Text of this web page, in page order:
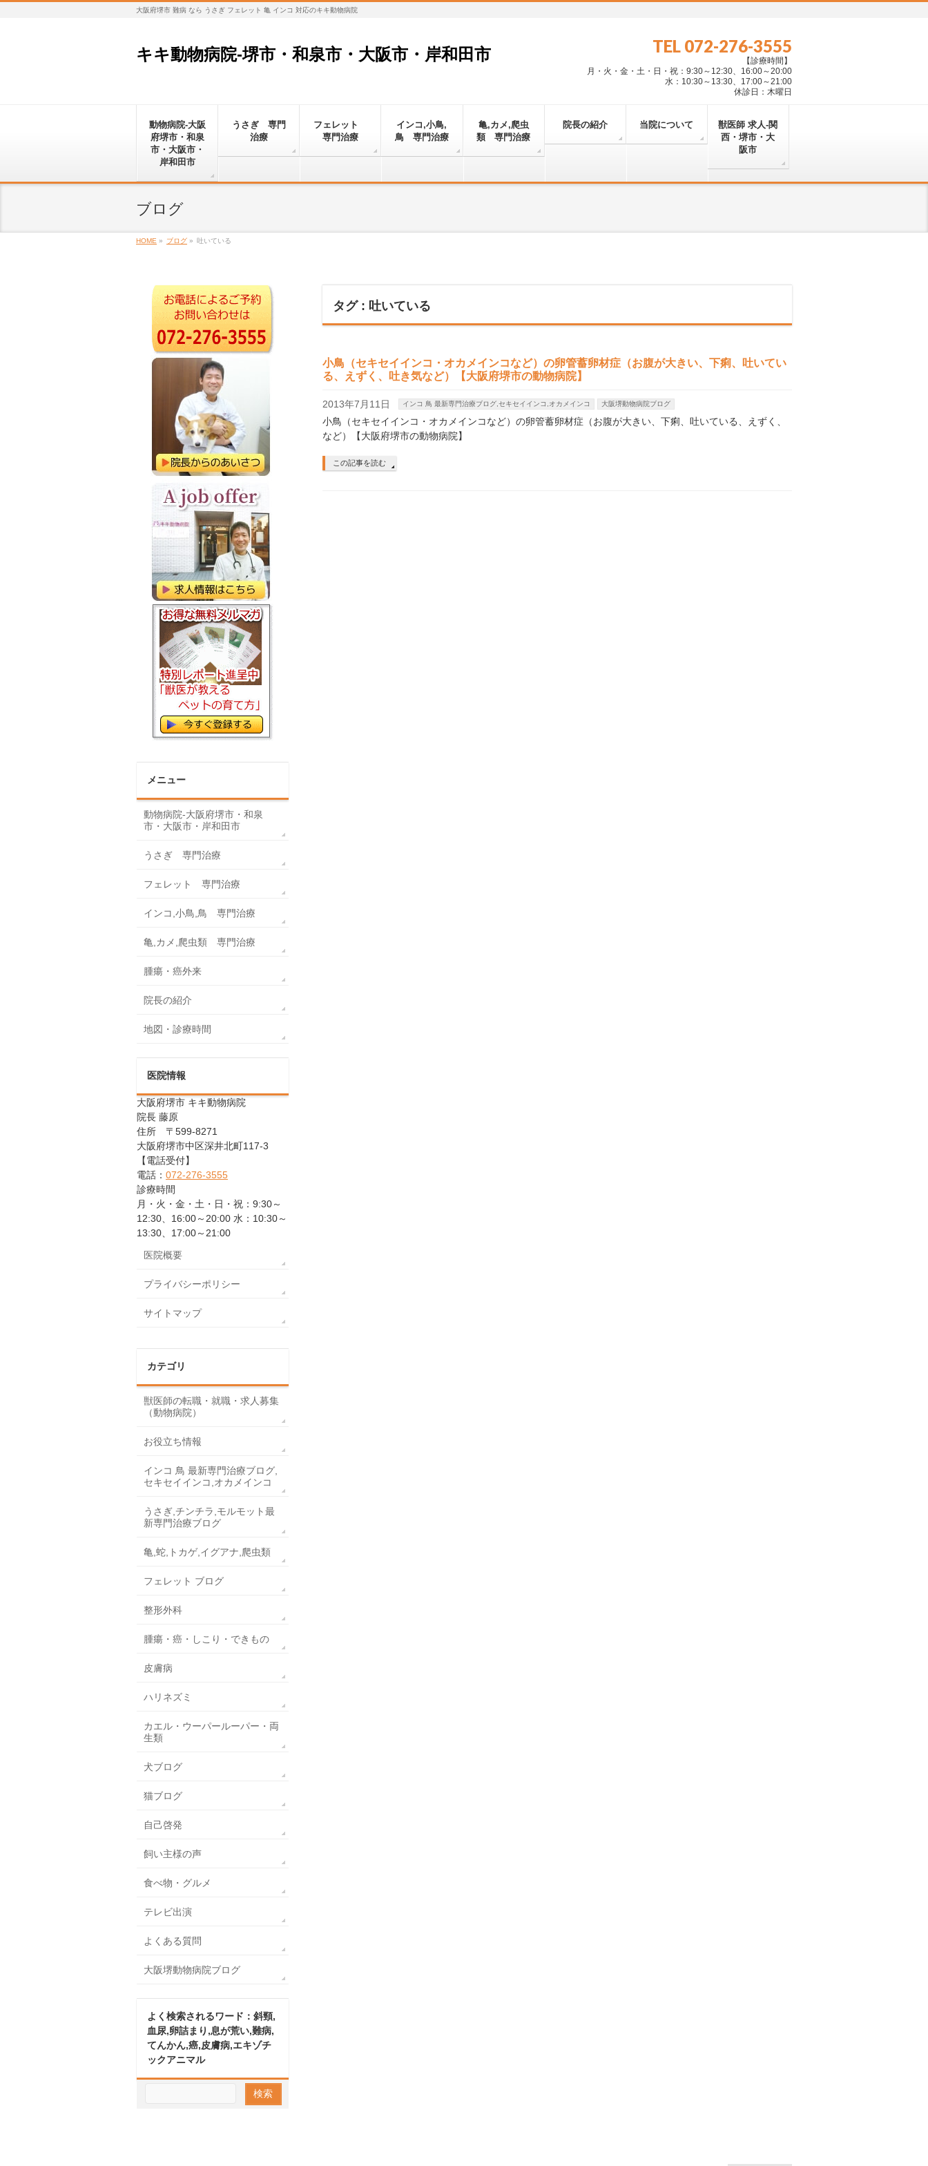
大阪府堺市 難病 なら うさぎ フェレット 亀 インコ 対応のキキ動物病院
キキ動物病院-堺市・和泉市・大阪市・岸和田市 TEL 072-276-3555
【診療時間】
月・火・金・土・日・祝：9:30～12:30、16:00～20:00
水：10:30～13:30、17:00～21:00
休診日：木曜日
動物病院-大阪
府堺市・和泉
市・大阪市・
岸和田市
うさぎ 専門
治療
フェレット
専門治療
インコ,小鳥,
鳥 専門治療
亀,カメ,爬虫
類 専門治療
院長の紹介 当院について
獣医師 求人-関
西・堺市・大
阪市
ブログ
HOME » ブログ » 吐いている
タグ : 吐いている
小鳥（セキセイインコ・オカメインコなど）の卵管蓄卵材症（お腹が大きい、下痢、吐いてい
る、えずく、吐き気など）【大阪府堺市の動物病院】
2013年7月11日 インコ 鳥 最新専門治療ブログ,セキセイインコ,オカメインコ 大阪堺動物病院ブログ
小鳥（セキセイインコ・オカメインコなど）の卵管蓄卵材症（お腹が大きい、下痢、吐いている、えずく、
など）【大阪府堺市の動物病院】
この記事を読む
メニュー
動物病院-大阪府堺市・和泉
市・大阪市・岸和田市
うさぎ 専門治療
フェレット 専門治療
インコ,小鳥,鳥 専門治療
亀,カメ,爬虫類 専門治療
腫瘍・癌外来
院長の紹介
地図・診療時間
医院情報
大阪府堺市 キキ動物病院
院長 藤原
住所 〒599-8271
大阪府堺市中区深井北町117-3
【電話受付】
電話： 072-276-3555
診療時間
月・火・金・土・日・祝：9:30～
12:30、16:00～20:00 水：10:30～
13:30、17:00～21:00
医院概要
プライバシーポリシー
サイトマップ
カテゴリ
獣医師の転職・就職・求人募集
（動物病院）
お役立ち情報
インコ 鳥 最新専門治療ブログ,
セキセイインコ,オカメインコ
うさぎ,チンチラ,モルモット最
新専門治療ブログ
亀,蛇,トカゲ,イグアナ,爬虫類
フェレット ブログ
整形外科
腫瘍・癌・しこり・できもの
皮膚病
ハリネズミ
カエル・ウーパールーパー・両
生類
犬ブログ
猫ブログ
自己啓発
飼い主様の声
食べ物・グルメ
テレビ出演
よくある質問
大阪堺動物病院ブログ
よく検索されるワード：斜頸,
血尿,卵詰まり,息が荒い,難病,
てんかん,癌,皮膚病,エキゾチ
ックアニマル